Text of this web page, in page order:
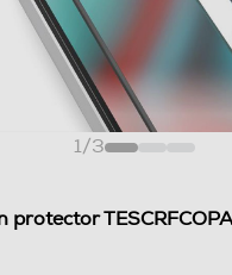
1/3
protector